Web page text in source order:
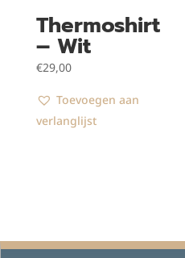
Thermoshirt
– Wit
€29,00
Toevoegen aan
verlanglijst